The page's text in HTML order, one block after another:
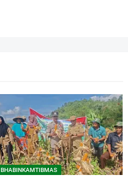
BHABINKAMTIBMAS